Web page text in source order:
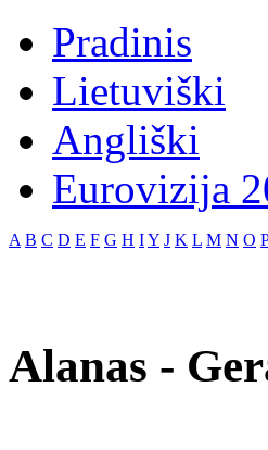
Pradinis
Lietuviški
Angliški
Eurovizija
A B C D E F G H IY J K L M N O P
Alanas -